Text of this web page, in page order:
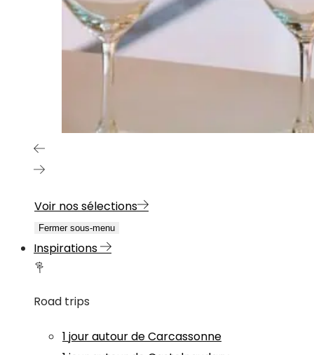
Voir nos sélections
Fermer sous-menu
Inspirations
Road trips
1 jour autour de Carcassonne